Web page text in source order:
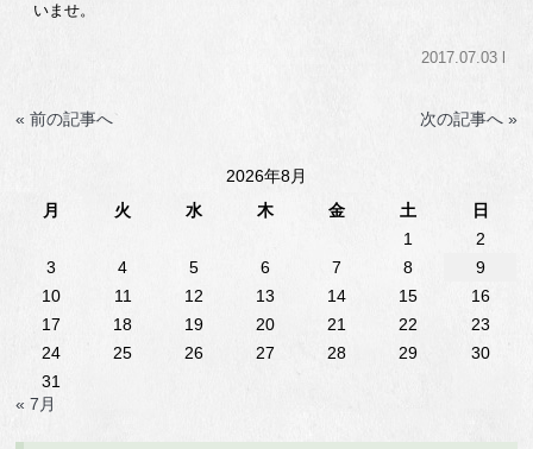
いませ。
2017.07.03 l
« 前の記事へ 次の記事へ »
2026年8月
月
火 水 木 金 土
日
1
2
3
4 5 6 7 8
9
10
11 12 13 14 15
16
17
18 19 20 21 22
23
24
25 26 27 28 29
30
31
« 7月